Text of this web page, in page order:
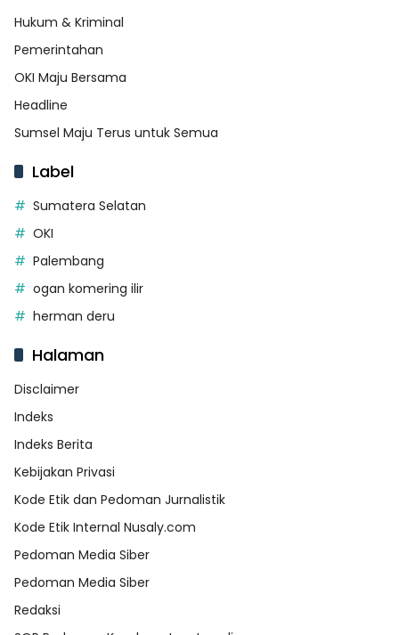
Hukum & Kriminal
Pemerintahan
OKI Maju Bersama
Headline
Sumsel Maju Terus untuk Semua
Label
Sumatera Selatan
OKI
Palembang
ogan komering ilir
herman deru
Halaman
Disclaimer
Indeks
Indeks Berita
Kebijakan Privasi
Kode Etik dan Pedoman Jurnalistik
Kode Etik Internal Nusaly.com
Pedoman Media Siber
Pedoman Media Siber
Redaksi